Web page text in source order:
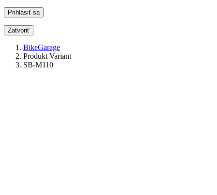
Zatvoriť
BikeGarage
Produkt Variant
SB-M110